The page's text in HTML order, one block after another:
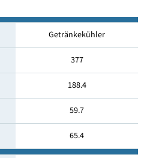
Getränkekühler
377
188.4
59.7
65.4